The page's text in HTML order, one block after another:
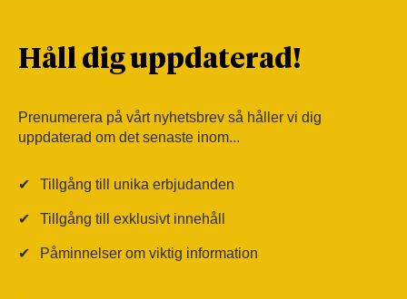
Håll dig uppdaterad!
Prenumerera på vårt nyhetsbrev så håller vi dig
uppdaterad om det senaste inom...
✔ Tillgång till unika erbjudanden
✔ Tillgång till exklusivt innehåll
✔ Påminnelser om viktig information